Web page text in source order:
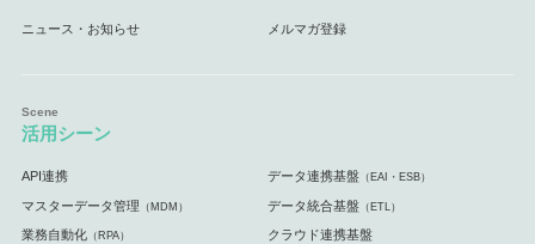
ニュース・お知らせ メルマガ登録
活用シーン
API連携 データ連携基盤 （EAI・ESB）
マスターデータ管理 （MDM） データ統合基盤 （ETL）
業務自動化（RPA） クラウド連携基盤